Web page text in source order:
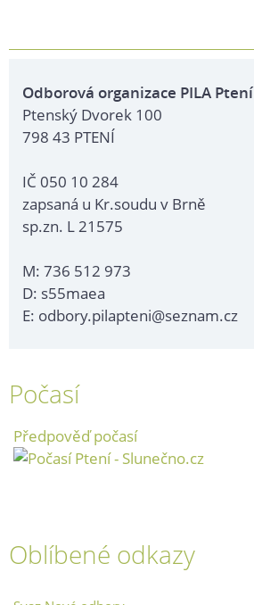
Odborová organizace PILA Ptení
Ptenský Dvorek 100
798 43 PTENÍ
IČ 050 10 284
zapsaná u Kr.soudu v Brně
sp.zn. L 21575
M: 736 512 973
D: s55maea
E: odbory.pilapteni@seznam.cz
Počasí
Předpověď počasí
Oblíbené odkazy